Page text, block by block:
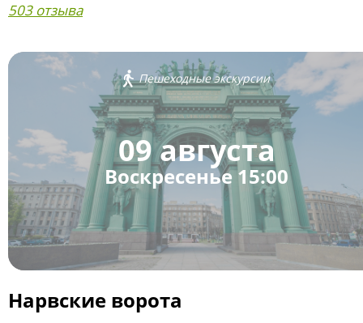
503 отзыва
Пешеходные экскурсии
09 августа
Воскресенье 15:00
Нарвские ворота